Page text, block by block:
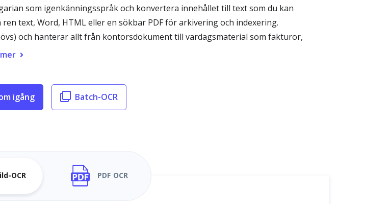
som igenkänningsspråk och konvertera innehållet till text som du kan
text, Word, HTML eller en sökbar PDF för arkivering och indexering.
och hanterar allt från kontorsdokument till vardagsmaterial som fakturor,
igång Batch-OCR
OCR PDF OCR